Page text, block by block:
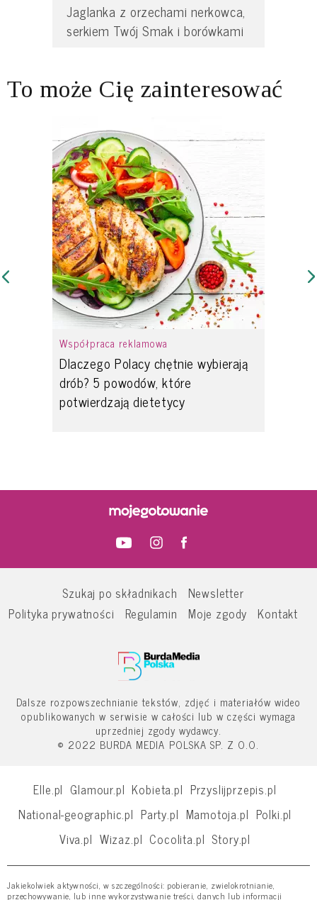
Jaglanka z orzechami nerkowca,
serkiem Twój Smak i borówkami
To może Cię zainteresować
Współpraca reklamowa
Dlaczego Polacy chętnie wybierają
drób? 5 powodów, które
potwierdzają dietetycy
Szukaj po składnikach
Newsletter
Polityka prywatności
Regulamin Moje zgody Kontakt
Dalsze rozpowszechnianie tekstów, zdjęć i materiałów wideo
opublikowanych w serwisie w całości lub w części wymaga
uprzedniej zgody wydawcy.
© 2022 BURDA MEDIA POLSKA SP. Z O.O.
Elle.pl Glamour.pl Kobieta.pl Przyslijprzepis.pl
National-geographic.pl Party.pl Mamotoja.pl Polki.pl
Viva.pl Wizaz.pl Cocolita.pl Story.pl
Jakiekolwiek aktywności, w szczególności: pobieranie, zwielokrotnianie,
przechowywanie, lub inne wykorzystywanie treści, danych lub informacji